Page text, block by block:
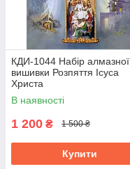
КДИ-1044 Набір алмазної
вишивки Розпяття Ісуса
Христа
В наявності
1 200 ₴ 1 500 ₴
Купити